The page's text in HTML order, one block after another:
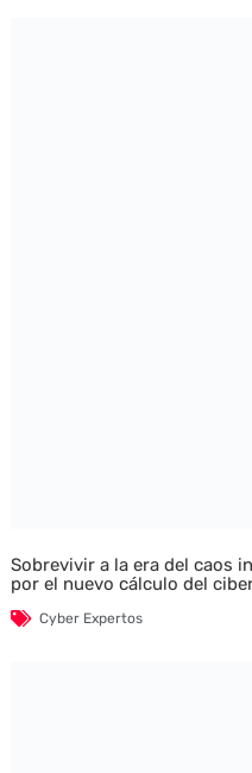
Sobrevivir a la era del caos
por el nuevo cálculo del
Cyber Expertos